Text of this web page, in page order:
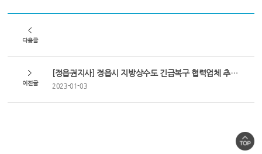
다음글
이전글
[정읍권지사] 정읍시 지방상수도 긴급복구 협력업체 추가 지정 공고
2023-01-03